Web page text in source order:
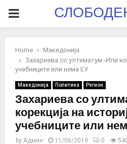
PRIMARY
Home
Македонија
Захариева со ултиматум -Или
учебниците или нема ЕУ
Македонија Политика Регион
Захариева со
корекција на
учебниците или
by Админ 11/06/2019 0